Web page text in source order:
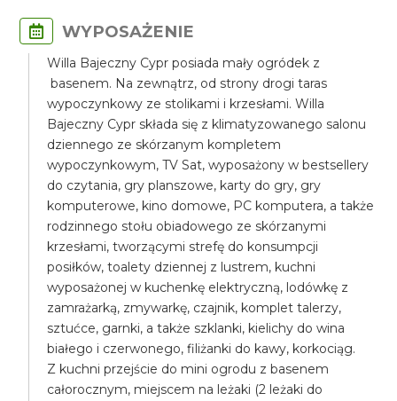
WYPOSAŻENIE
Willa Bajeczny Cypr posiada mały ogródek z
basenem. Na zewnątrz, od strony drogi taras
wypoczynkowy ze stolikami i krzesłami. Willa
Bajeczny Cypr składa się z klimatyzowanego salonu
dziennego ze skórzanym kompletem
wypoczynkowym, TV Sat, wyposażony w bestsellery
do czytania, gry planszowe, karty do gry, gry
komputerowe, kino domowe, PC komputera, a także
rodzinnego stołu obiadowego ze skórzanymi
krzesłami, tworzącymi strefę do konsumpcji
posiłków, toalety dziennej z lustrem, kuchni
wyposażonej w kuchenkę elektryczną, lodówkę z
zamrażarką, zmywarkę, czajnik, komplet talerzy,
sztućce, garnki, a także szklanki, kielichy do wina
białego i czerwonego, filiżanki do kawy, korkociąg.
Z kuchni przejście do mini ogrodu z basenem
całorocznym, miejscem na leżaki (2 leżaki do